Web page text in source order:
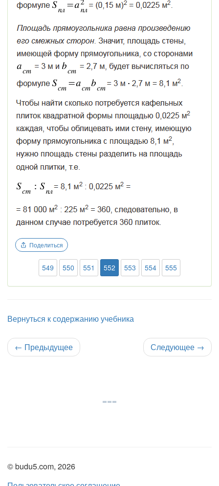
Поделиться
549 550 551 552 553 554 555
Вернуться к содержанию учебника
← Предыдущее Следующее →
© budu5.com, 2026